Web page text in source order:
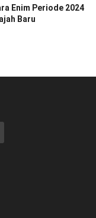
Enim Periode 2024
Baru